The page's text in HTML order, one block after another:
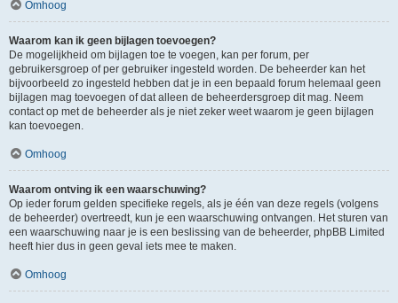
Omhoog
Waarom kan ik geen bijlagen toevoegen?
De mogelijkheid om bijlagen toe te voegen, kan per forum, per
gebruikersgroep of per gebruiker ingesteld worden. De beheerder kan het
bijvoorbeeld zo ingesteld hebben dat je in een bepaald forum helemaal geen
bijlagen mag toevoegen of dat alleen de beheerdersgroep dit mag. Neem
contact op met de beheerder als je niet zeker weet waarom je geen bijlagen
kan toevoegen.
Omhoog
Waarom ontving ik een waarschuwing?
Op ieder forum gelden specifieke regels, als je één van deze regels (volgens
de beheerder) overtreedt, kun je een waarschuwing ontvangen. Het sturen van
een waarschuwing naar je is een beslissing van de beheerder, phpBB Limited
heeft hier dus in geen geval iets mee te maken.
Omhoog